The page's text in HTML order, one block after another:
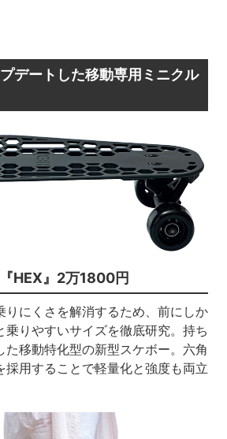
デートした移動専用ミニクル
HEX』2万1800円
りにくさを解消するため、前にしか
乗りやすいサイズを徹底研究。持ち
た移動特化型の新型スケボー。六角
採用することで軽量化と強度も両立